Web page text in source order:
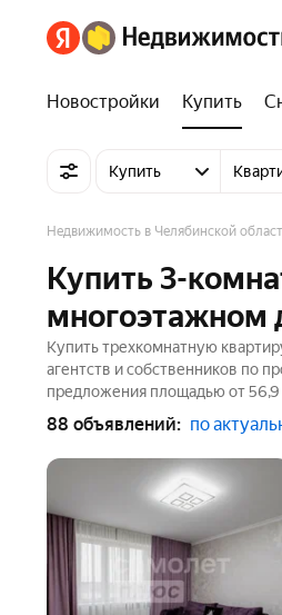
Новостройки Купить
Купить
Недвижимость в Челябинской
Купить 3-
многоэтажном
Купить трехкомнатную
агентств и собственников по
предложения площадью от 56,9
88 объявлений: по